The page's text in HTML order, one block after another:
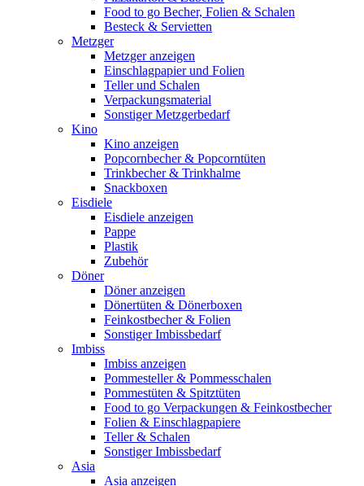
Food to go Becher, Folien & Schalen
Besteck & Servietten
Metzger
Metzger anzeigen
Einschlagpapier und Folien
Teller und Schalen
Verpackungsmaterial
Sonstiger Metzgerbedarf
Kino
Kino anzeigen
Popcornbecher & Popcorntüten
Trinkbecher & Trinkhalme
Snackboxen
Eisdiele
Eisdiele anzeigen
Pappe
Plastik
Zubehör
Döner
Döner anzeigen
Dönertüten & Dönerboxen
Feinkostbecher & Folien
Sonstiger Imbissbedarf
Imbiss
Imbiss anzeigen
Pommesteller & Pommesschalen
Pommestüten & Spitztüten
Food to go Verpackungen & Feinkostbecher
Folien & Einschlagpapiere
Teller & Schalen
Sonstiger Imbissbedarf
Asia
Asia anzeigen